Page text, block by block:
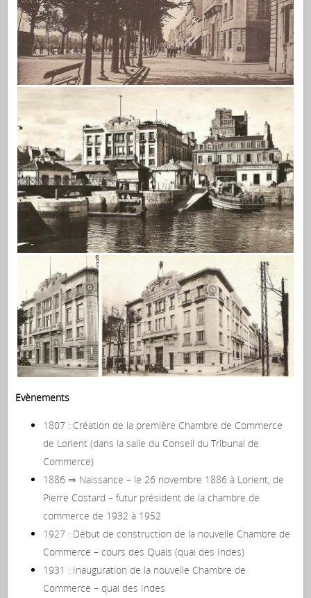
Evènements
1807 : Création de la première Chambre de Commerce
de Lorient (dans la salle du Conseil du Tribunal de
Commerce)
1886 ⇒ Naissance – le 26 novembre 1886 à Lorient, de
Pierre Costard – futur président de la chambre de
commerce de 1932 à 1952
1927 : Début de construction de la nouvelle Chambre de
Commerce – cours des Quais (quai des Indes)
1931 : Inauguration de la nouvelle Chambre de
Commerce – quai des Indes